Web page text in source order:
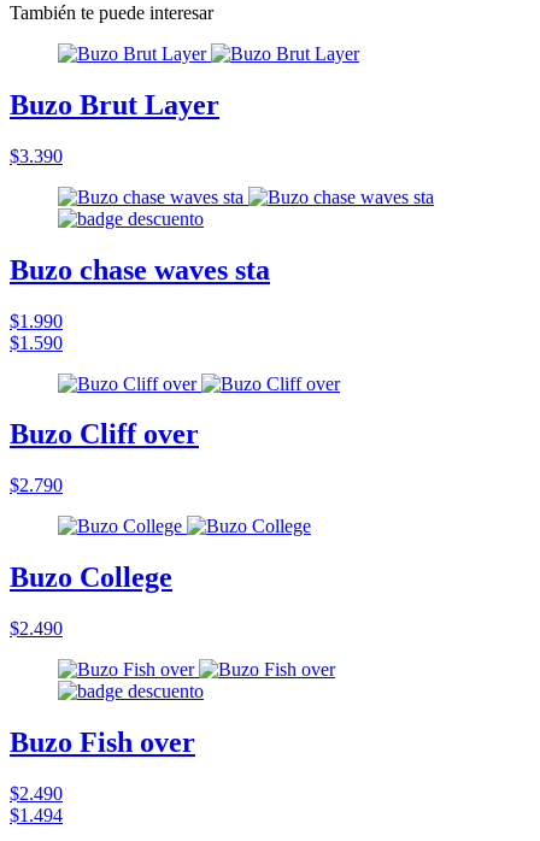
También te puede interesar
Buzo Brut Layer
$3.390
Buzo chase waves sta
$1.990
$1.590
Buzo Cliff over
$2.790
Buzo College
$2.490
Buzo Fish over
$2.490
$1.494